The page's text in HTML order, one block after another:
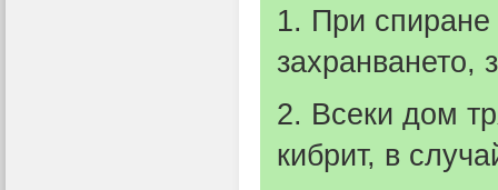
1. При спиране
захранването,
2. Всеки дом
кибрит, в